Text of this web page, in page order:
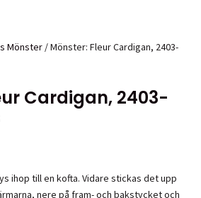
Mönster / Mönster: Fleur Cardigan, 2403-
Cardigan, 2403-
ihop till en kofta. Vidare stickas det upp
nere på fram- och bakstycket och